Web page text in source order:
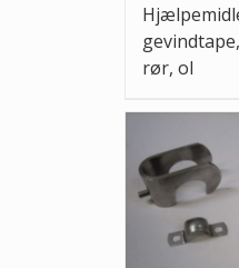
rør, ol